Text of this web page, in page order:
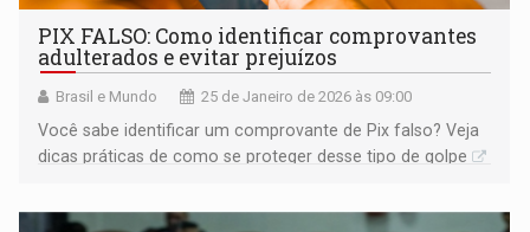
PIX FALSO: Como identificar comprovantes
adulterados e evitar prejuízos
Brasil e Mundo 25 de Janeiro de 2026 às 09:00
Você sabe identificar um comprovante de Pix falso? Veja
dicas práticas de como se proteger desse tipo de golpe